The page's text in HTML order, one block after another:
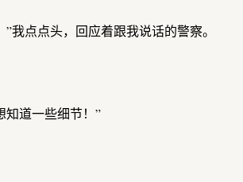
”我点点头，回应着跟我说话的警察。
知道一些细节！”